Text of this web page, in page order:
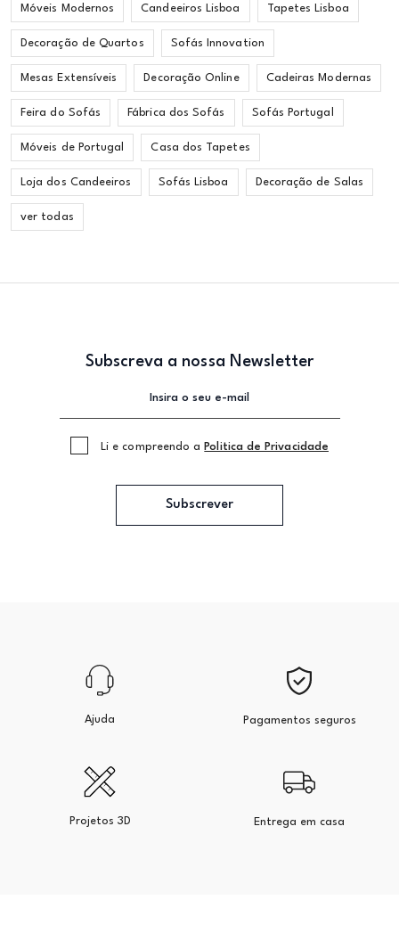
Móveis Modernos Candeeiros Lisboa Tapetes Lisboa
Decoração de Quartos Sofás Innovation
Mesas Extensíveis Decoração Online Cadeiras Modernas
Feira do Sofás Fábrica dos Sofás Sofás Portugal
Móveis de Portugal Casa dos Tapetes
Loja dos Candeeiros Sofás Lisboa Decoração de Salas
ver todas
Subscreva a nossa Newsletter
Li e compreendo a Politica de Privacidade
Subscrever
Ajuda Pagamentos seguros
Projetos 3D Entrega em casa